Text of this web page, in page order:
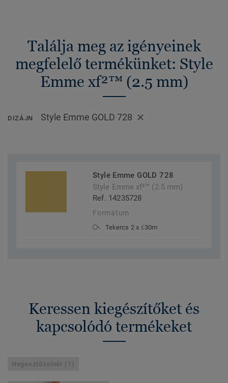
Találja meg az igényeinek
megfelelő termékünket: Style
Emme xf²™ (2.5 mm)
DIZÁJN Style Emme GOLD 728
Style Emme GOLD 728
Style Emme xf²™ (2.5 mm)
Ref. 14235728
Formátum
Tekercs 2 x ≤30m
Keressen kiegészítőket és
kapcsolódó termékeket
Hegesztőzsinór (1)